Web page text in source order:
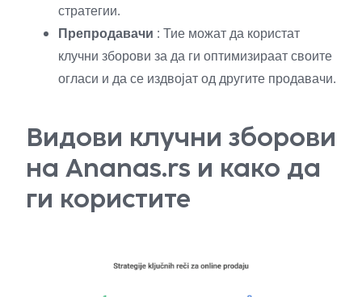
стратегии.
Препродавачи : Тие можат да користат
клучни зборови за да ги оптимизираат своите
огласи и да се издвојат од другите продавачи.
Видови клучни зборови
на Ananas.rs и како да
ги користите